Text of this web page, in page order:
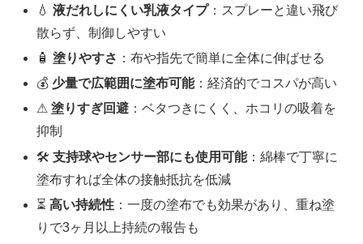
💧液だれしにくい乳液タイプ：スプレーと違い飛び
散らず、制御しやすい
🧴塗りやすさ ：布や指先で簡単に全体に伸ばせる
💰 少量で広範囲に塗布可能：経済的でコスパが高い
⚠塗りすぎ回避 ：ベタつきにくく、ホコリの吸着を
抑制
🛠支持球やセンサー部にも使用可能：綿棒で丁寧に
塗布すれば全体の接触抵抗を低減
⏳高い持続性 ：一度の塗布でも効果があり、重ね塗
りで3ヶ月以上持続の報告も